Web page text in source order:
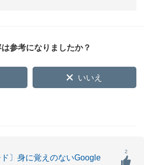
参考になりましたか？
いいえ
ド〕身に覚えのないGoogle
2